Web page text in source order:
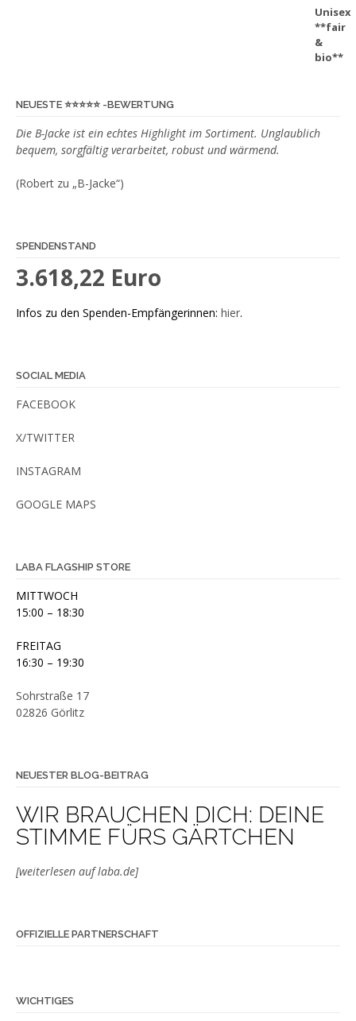
Produktseite
NEUESTE ⭐️⭐️⭐️⭐️⭐️ -BEWERTUNG
Die B-Jacke ist ein echtes Highlight im Sortiment. Unglaublich
bequem, sorgfältig verarbeitet, robust und wärmend.
(Robert zu „B-Jacke“)
SPENDENSTAND
3.618,22 Euro
Infos zu den Spenden-Empfängerinnen: hier.
SOCIAL MEDIA
FACEBOOK
X/TWITTER
INSTAGRAM
GOOGLE MAPS
LABA FLAGSHIP STORE
MITTWOCH
15:00 – 18:30
FREITAG
16:30 – 19:30
Sohrstraße 17
02826 Görlitz
NEUESTER BLOG-BEITRAG
WIR BRAUCHEN DICH: DEINE
STIMME FÜRS GÄRTCHEN
[weiterlesen auf laba.de]
OFFIZIELLE PARTNERSCHAFT
WICHTIGES